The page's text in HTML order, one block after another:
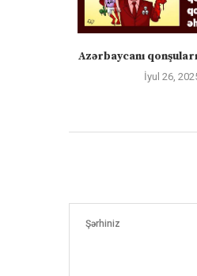
Azərbaycanı
İyul 26,